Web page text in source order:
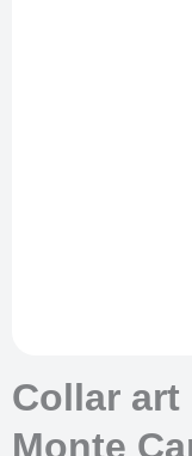
Collar
Monte